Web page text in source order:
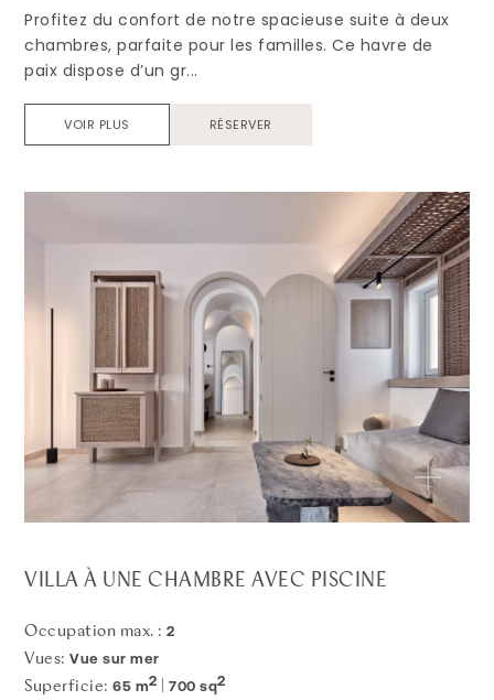
Profitez du confort de notre spacieuse suite à deux
chambres, parfaite pour les familles. Ce havre de
paix dispose d’un gr...
VOIR PLUS RÉSERVER
VILLA À UNE CHAMBRE AVEC PISCINE
Occupation max. :2
Vues:Vue sur mer
Superficie:65 m2 |700 sq2